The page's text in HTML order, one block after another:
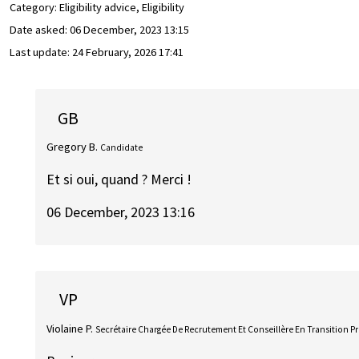
Category: Eligibility advice, Eligibility
Date asked: 06 December, 2023 13:15
Last update: 24 February, 2026 17:41
GB
Gregory B. Candidate
Et si oui, quand ? Merci !
06 December, 2023 13:16
VP
Violaine P. Secrétaire Chargée De Recrutement Et Conseillère En Transition